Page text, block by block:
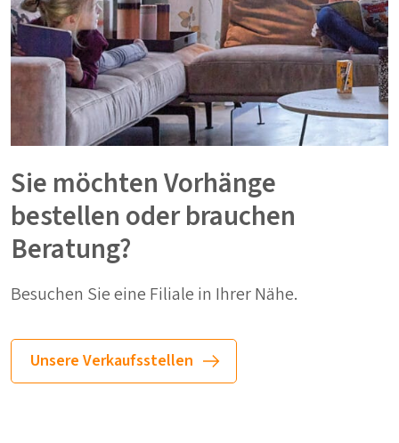
Sie möchten Vorhänge
bestellen oder brauchen
Beratung?
Besuchen Sie eine Filiale in Ihrer Nähe.
Unsere Verkaufsstellen